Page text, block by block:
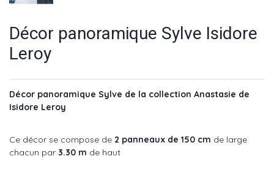
Décor panoramique Sylve Isidore
Leroy
Décor panoramique Sylve de la collection Anastasie de
Isidore Leroy
Ce décor se compose de 2 panneaux de 150 cm de large
chacun par 3.30 m de haut